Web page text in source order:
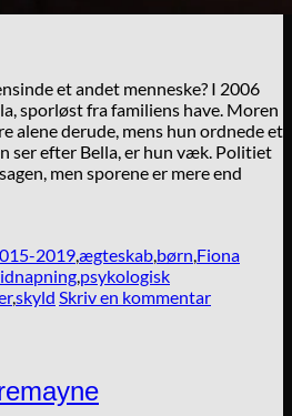
et andet menneske? I 2006
sporløst fra familiens have. Moren
alene derude, mens hun ordnede et
ser efter Bella, er hun væk. Politiet
men sporene er mere end
2019,ægteskab,børn,Fiona
,psykologisk
,skyld Skriv en kommentar